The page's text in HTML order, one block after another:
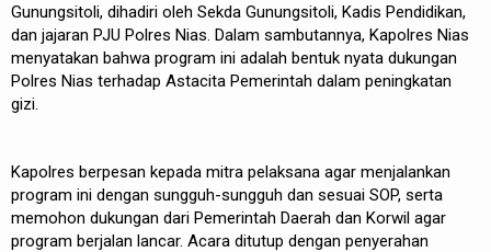
Gunungsitoli, dihadiri oleh Sekda Gunungsitoli, Kadis Pendidikan,
dan jajaran PJU Polres Nias. Dalam sambutannya, Kapolres Nias
menyatakan bahwa program ini adalah bentuk nyata dukungan
Polres Nias terhadap Astacita Pemerintah dalam peningkatan
gizi.
Kapolres berpesan kepada mitra pelaksana agar menjalankan
program ini dengan sungguh-sungguh dan sesuai SOP, serta
memohon dukungan dari Pemerintah Daerah dan Korwil agar
program berjalan lancar. Acara ditutup dengan penyerahan